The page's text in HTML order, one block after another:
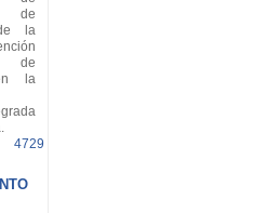
de
la
de
la
4729